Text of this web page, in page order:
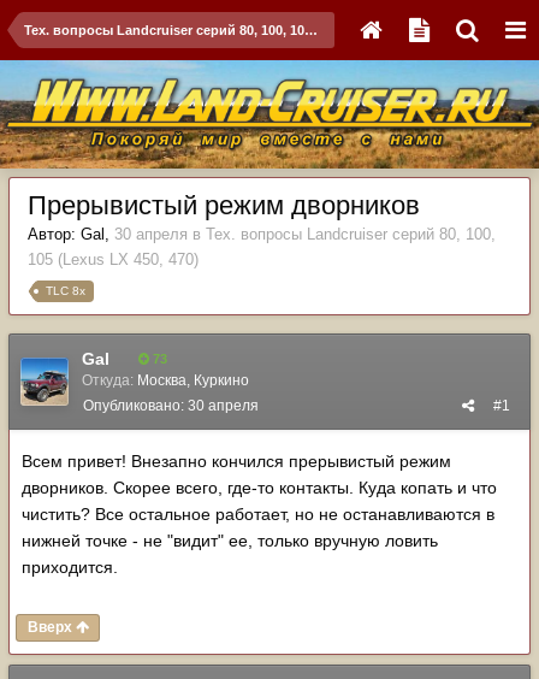
Тех. вопросы Landcruiser серий 80, 100, 105 (Lexus LX 450, 470)
Прерывистый режим дворников
Автор: Gal , 30 апреля в Тех. вопросы Landcruiser серий 80, 100,
105 (Lexus LX 450, 470)
TLC 8x
Gal 73
Откуда: Москва, Куркино
#1
Опубликовано: 30 апреля
Всем привет! Внезапно кончился прерывистый режим
дворников. Скорее всего, где-то контакты. Куда копать и что
чистить? Все остальное работает, но не останавливаются в
нижней точке - не "видит" ее, только вручную ловить
приходится.
Вверх